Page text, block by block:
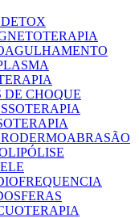
CHOQUE